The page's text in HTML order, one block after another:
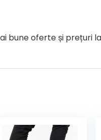
bune oferte și prețuri